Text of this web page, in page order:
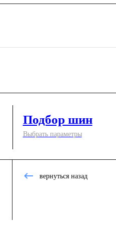
Подбор шин
Выбрать параметры
вернуться назад